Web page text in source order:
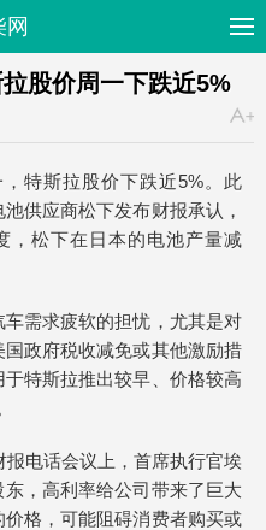
股价周一下跌近5%
特斯拉股价下跌近5%。此
供应商松下发布财报承认，
，松下在日本的电池产量减
需求疲软的担忧，尤其是对
政府税收减免或其他激励措
特斯拉推出较早、价格较高
电话会议上，首席执行官埃
，高利率给公司带来了巨大
格，可能阻碍消费者购买或